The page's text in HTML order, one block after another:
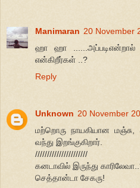
Manimaran 20 November
ஹா ஹா ......அப்படிஎன்றால்
என்கிறீர்கள் ..?
Reply
Unknown 20 November
மற்றொரு நாயகியான மஞ்சு,
வந்து இறங்குகிறார்.
//////////////////////
கனடாவில் இருந்து
செத்தான்டா சேகரு!